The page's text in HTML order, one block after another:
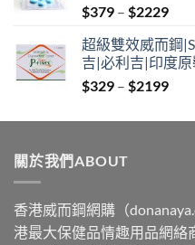
$379 – $2229Price
超級雙效威而鋼
吉|必利吉|印度
$329 – $2199Price
關於我們ABOUT
香港威而鋼網購（
港最大保健品情趣用品網絡